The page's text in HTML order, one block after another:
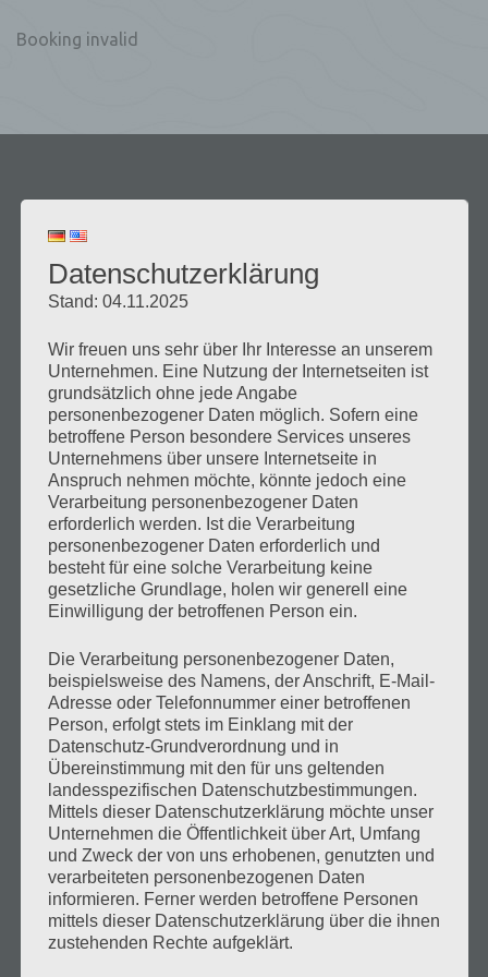
Booking invalid
Über uns
Startseite
Haus Julia
Ischgl im Sommer
Gallerie
Blog
Kontakt
Information
Gästehaus Julia • Fam. Zangerl
Datenschutzerklärung
Stand: 04.11.2025
Wir freuen uns sehr über Ihr Interesse an unserem
Unternehmen. Eine Nutzung der Internetseiten ist
grundsätzlich ohne jede Angabe
personenbezogener Daten möglich. Sofern eine
betroffene Person besondere Services unseres
Unternehmens über unsere Internetseite in
Anspruch nehmen möchte, könnte jedoch eine
Verarbeitung personenbezogener Daten
erforderlich werden. Ist die Verarbeitung
personenbezogener Daten erforderlich und
besteht für eine solche Verarbeitung keine
gesetzliche Grundlage, holen wir generell eine
Einwilligung der betroffenen Person ein.
Die Verarbeitung personenbezogener Daten,
beispielsweise des Namens, der Anschrift, E-Mail-
Adresse oder Telefonnummer einer betroffenen
Person, erfolgt stets im Einklang mit der
Datenschutz-Grundverordnung und in
Übereinstimmung mit den für uns geltenden
landesspezifischen Datenschutzbestimmungen.
Mittels dieser Datenschutzerklärung möchte unser
Unternehmen die Öffentlichkeit über Art, Umfang
und Zweck der von uns erhobenen, genutzten und
verarbeiteten personenbezogenen Daten
informieren. Ferner werden betroffene Personen
mittels dieser Datenschutzerklärung über die ihnen
zustehenden Rechte aufgeklärt.